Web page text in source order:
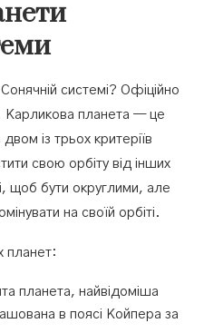
системі? Офіційно
Карликова планета — це
із трьох критеріїв
свою орбіту від інших
щоб бути округлими, але
на своїй орбіті.
планет:
планета, найвідоміша
в поясі Койпера за